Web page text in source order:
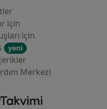
için
için
yeni
Merkezi
- Ana Sayfa